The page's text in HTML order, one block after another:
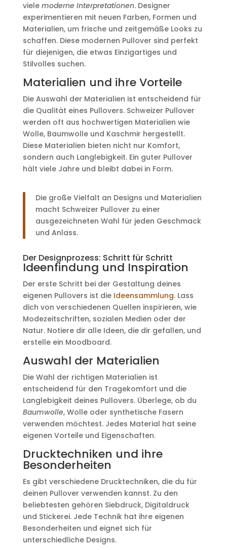
viele moderne Interpretationen. Designer
experimentieren mit neuen Farben, Formen und
Materialien, um frische und zeitgemäße Looks zu
schaffen. Diese modernen Pullover sind perfekt
für diejenigen, die etwas Einzigartiges und
Stilvolles suchen.
Materialien und ihre Vorteile
Die Auswahl der Materialien ist entscheidend für
die Qualität eines Pullovers. Schweizer Pullover
werden oft aus hochwertigen Materialien wie
Wolle, Baumwolle und Kaschmir hergestellt.
Diese Materialien bieten nicht nur Komfort,
sondern auch Langlebigkeit. Ein guter Pullover
hält viele Jahre und bleibt dabei in Form.
Die große Vielfalt an Designs und Materialien
macht Schweizer Pullover zu einer
ausgezeichneten Wahl für jeden Geschmack
und Anlass.
Der Designprozess: Schritt für Schritt
Ideenfindung und Inspiration
Der erste Schritt bei der Gestaltung deines
eigenen Pullovers ist die Ideensammlung. Lass
dich von verschiedenen Quellen inspirieren, wie
Modezeitschriften, sozialen Medien oder der
Natur. Notiere dir alle Ideen, die dir gefallen, und
erstelle ein Moodboard.
Auswahl der Materialien
Die Wahl der richtigen Materialien ist
entscheidend für den Tragekomfort und die
Langlebigkeit deines Pullovers. Überlege, ob du
Baumwolle, Wolle oder synthetische Fasern
verwenden möchtest. Jedes Material hat seine
eigenen Vorteile und Eigenschaften.
Drucktechniken und ihre
Besonderheiten
Es gibt verschiedene Drucktechniken, die du für
deinen Pullover verwenden kannst. Zu den
beliebtesten gehören Siebdruck, Digitaldruck
und Stickerei. Jede Technik hat ihre eigenen
Besonderheiten und eignet sich für
unterschiedliche Designs.